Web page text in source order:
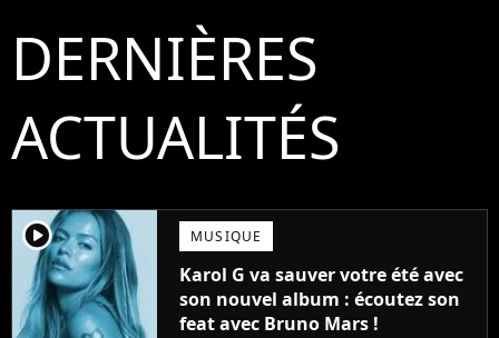
DERNIÈRES
ACTUALITÉS
player2 MUSIQUE
Karol G va sauver votre été avec
son nouvel album : écoutez son
feat avec Bruno Mars !